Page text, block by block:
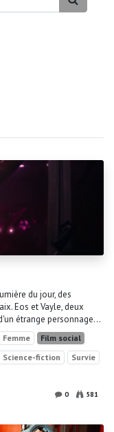
du jour, des
Eos et Vayle, deux
étrange personnage...
Femme
Film social
Science-fiction
Survie
0 581